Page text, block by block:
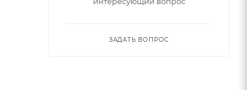
ЗАДАТЬ ВОПРОС